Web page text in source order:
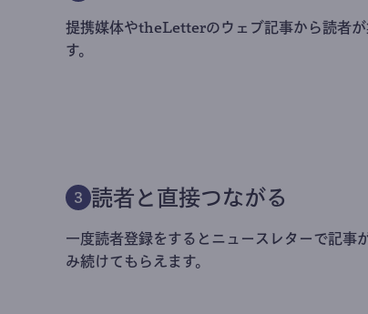
提携媒体やtheLetterのウェブ記事から読者が
す。
3 読者と直接つながる
一度読者登録をするとニュースレターで記事
み続けてもらえます。